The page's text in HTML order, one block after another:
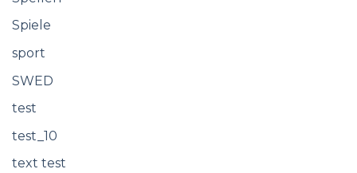
Spiele
sport
SWED
test
test_10
text test